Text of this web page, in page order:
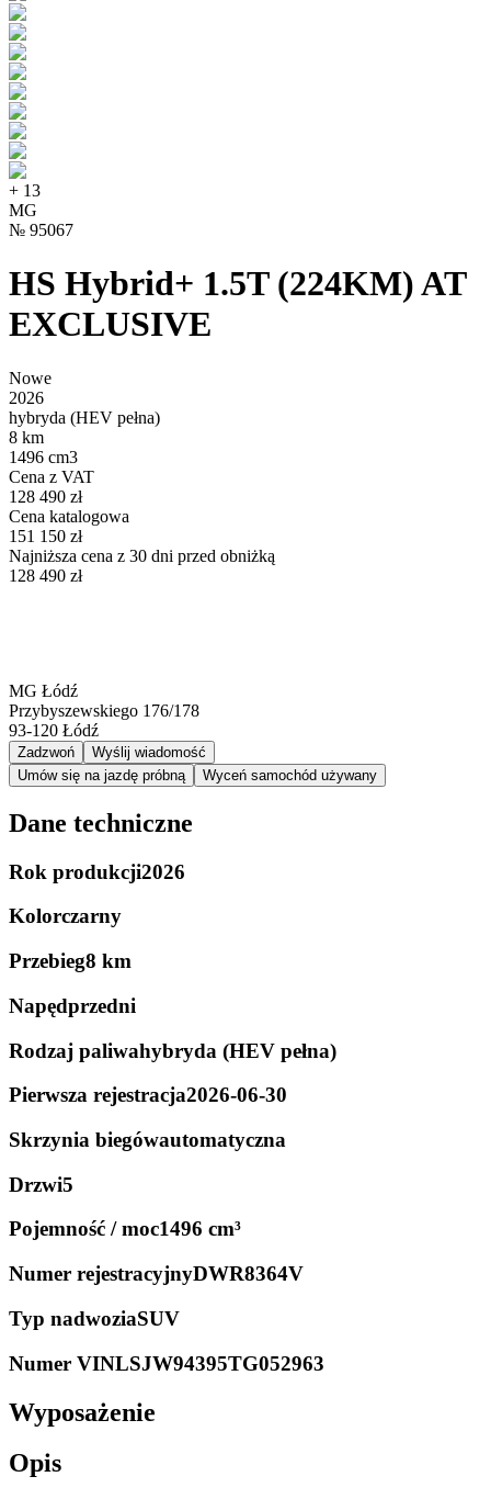
+ 13
MG
№ 95067
HS Hybrid+ 1.5T (224KM) AT
EXCLUSIVE
Nowe
2026
hybryda (HEV pełna)
8 km
1496 cm3
Cena z VAT
128 490 zł
Cena katalogowa
151 150 zł
Najniższa cena z 30 dni przed obniżką
128 490 zł
MG Łódź
Przybyszewskiego 176/178
93-120 Łódź
Zadzwoń
Wyślij wiadomość
Umów się na jazdę próbną
Wyceń samochód używany
Dane techniczne
Rok produkcji2026
Kolorczarny
Przebieg8 km
Napędprzedni
Rodzaj paliwahybryda (HEV pełna)
Pierwsza rejestracja2026-06-30
Skrzynia biegówautomatyczna
Drzwi5
Pojemność / moc1496 cm³
Numer rejestracyjnyDWR8364V
Typ nadwoziaSUV
Numer VINLSJW94395TG052963
Wyposażenie
Opis